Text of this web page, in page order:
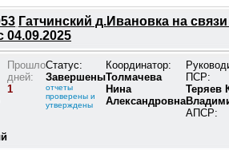
Гатчинский д.Ивановка на
04.09.2025
Прошло
дней:
1
Статус:
Завершены
отчеты
проверены и
утверждены
Координатор:
Толмачева
Нина
Александровна
ПСР:
Теряев
АПСР: